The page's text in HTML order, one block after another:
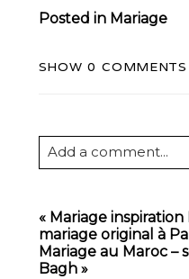
Posted in Mariage
SHOW0 COMMENTS
Add a comment...
Required fields are
« Mariage
mariage original à
Mariage au Maroc –
Bagh »